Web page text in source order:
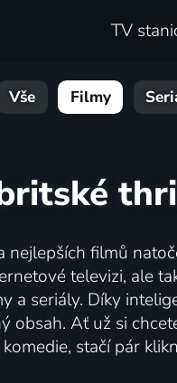
TV
Vše Filmy
nejlepších filmů
televizi, ale
a seriály. Díky
obsah. Ať už si
stačí pár